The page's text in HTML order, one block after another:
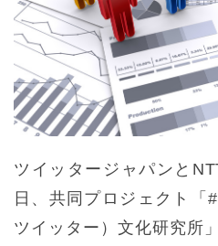
ツイッタージャパンと
日、共同プロジェクト「
ツイッター）文化研究所